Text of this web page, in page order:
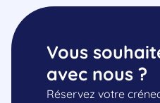
Vous
avec nous ?
Réservez votre